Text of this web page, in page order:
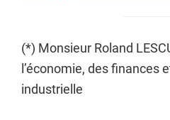
(*) Monsieur Roland
l’économie, des finances
industrielle